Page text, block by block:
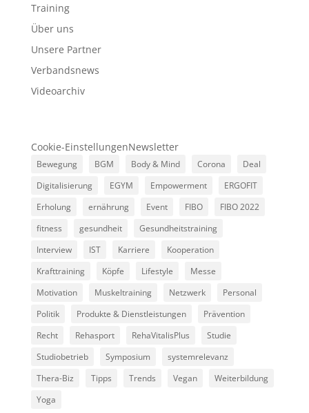
Training
Über uns
Unsere Partner
Verbandsnews
Videoarchiv
Cookie-EinstellungenNewsletter
Bewegung BGM Body & Mind Corona
Deal
Digitalisierung
EGYM Empowerment
ERGOFIT
Erholung
ernährung Event FIBO
FIBO 2022
fitness
gesundheit
Gesundheitstraining
Interview
IST Karriere
Kooperation
Krafttraining
Köpfe Lifestyle
Messe
Motivation
Muskeltraining Netzwerk
Personal
Politik
Produkte & Dienstleistungen
Prävention
Recht
Rehasport RehaVitalisPlus
Studie
Studiobetrieb
Symposium
systemrelevanz
Thera-Biz
Tipps Trends Vegan
Weiterbildung
Yoga